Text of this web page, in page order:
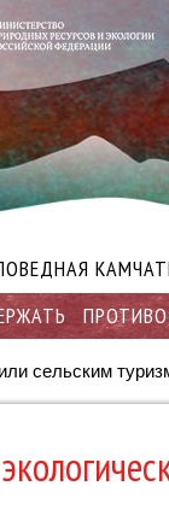
сельским